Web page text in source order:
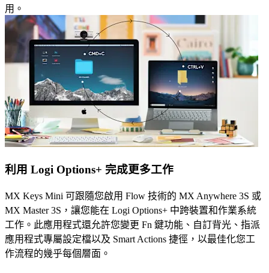
用。
利用 Logi Options+ 完成更多工作
MX Keys Mini 可跟隨您啟用 Flow 技術的 MX Anywhere 3S 或
MX Master 3S，讓您能在 Logi Options+ 中跨裝置和作業系統
工作。此應用程式還允許您變更 Fn 鍵功能、自訂背光、指派
應用程式專屬設定檔以及 Smart Actions 捷徑，以最佳化您工
作流程的幾乎每個層面。